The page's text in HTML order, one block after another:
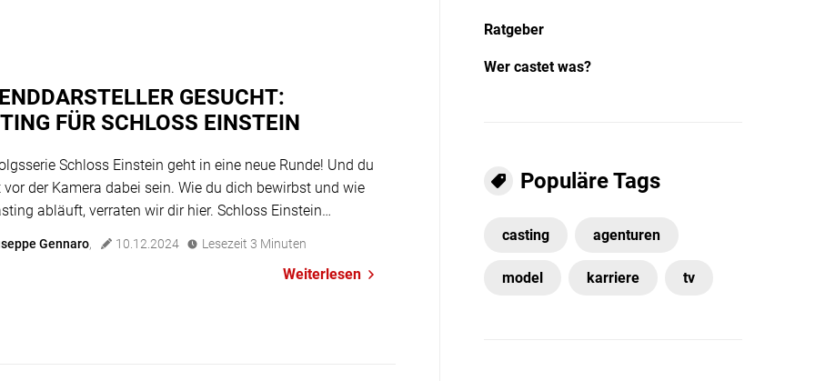
GESUCHT:
FÜR SCHLOSS EINSTEIN
Schloss Einstein geht in eine neue Runde! Und du
vor der Kamera dabei sein. Wie du dich bewirbst und wie
abläuft, verraten wir dir hier. Schloss Einstein
treffen viele Charaktere aufeinander. Da wundert es dich
Gennaro, 10.12.2024 Lesezeit 3 Minuten
Weiterlesen
Ratgeber
Wer castet was?
Populäre Tags
casting agenturen
model karriere tv